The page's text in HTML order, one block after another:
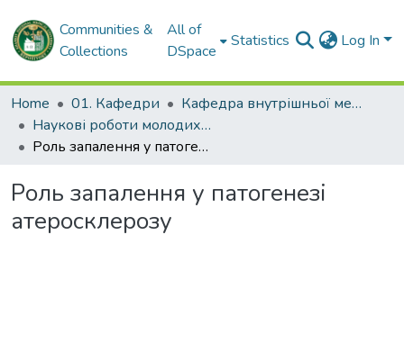
Communities &
Collections
All of
DSpace
Statistics Log In
Home 01. Кафедри
Кафедра внутрішньої медицини № 2 і клінічної імунології та алергології імені академіка Л.Т. Малої
Наукові роботи молодих дослідників та кваліфікаційні роботи. Кафедра внутрішньої медицини № 2 і клінічної імунології та алергології ім. ак. Л.Т. Малої
Роль запалення у патогенезі атеросклерозу
Роль запалення у патогенезі
атеросклерозу